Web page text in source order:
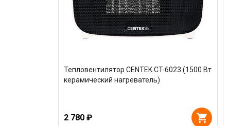
Тепловентилятор CENTEK CT-6023 (1500 Вт
керамический нагреватель)
2 780 ₽